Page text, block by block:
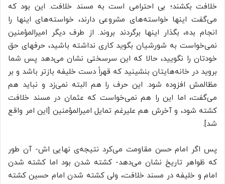
خلافت بکشند؛ بی احترامی است به مسند خلافت. این بود که
می‌گفت اینها خواسته‌های مشروعی دارند، خواسته‌های اینها را
انجام بده، بگذار اینها برگردند بروند. از طرف دیگر امیرالمؤمنین
نمی‌خواست به شورشیان بگوید کاری نداشته باشید، حرفهای حق
خودتان را نگویید، حالا که این سرسختی نشان می‌دهد پس شما
بروید در خانه‌هایتان بنشینید که قهراً دست خلیفه بازتر باشد و بر
مظالمش افزوده شود. این حرف را هم البته نمی‌زد و نباید هم
می‌گفت، اما این را هم نمی‌خواست که عثمان در مسند خلافت
کشته شود، و آخرش هم علیرغم تمایل امیرالمؤمنین [این امر واقع
شد].
پس اگر امام حسن مقاومت می‌کرد نتیجه‌ی نهایی اش- آن طور
که ظواهر تاریخ نشان می‌دهد- کشته شدن بود اما کشته شدن
امام و خلیفه در مسند خلافت، ولی کشته شدن امام حسین کشته